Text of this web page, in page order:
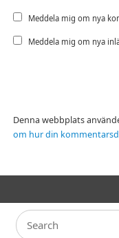
Meddela mig om nya
Meddela mig om nya
Denna webbplats
om hur din